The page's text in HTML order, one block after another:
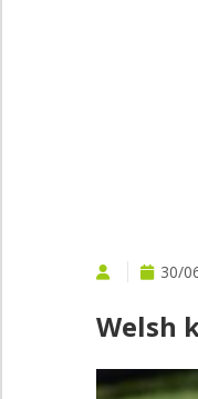
30/
Welsh